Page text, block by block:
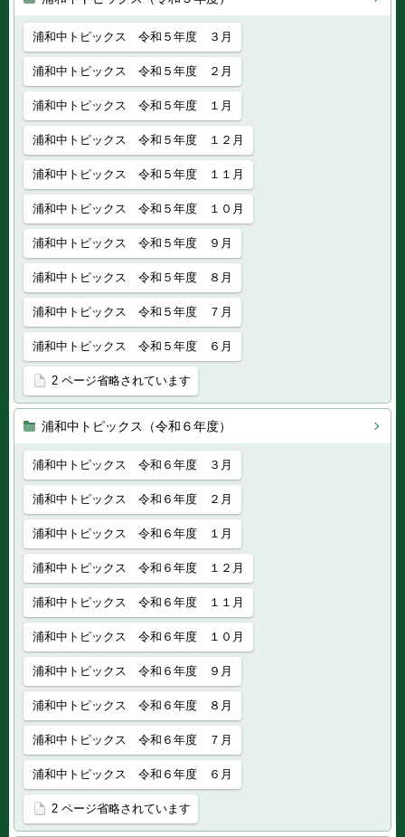
浦和中トピックス 令和５年度 ３月
浦和中トピックス 令和５年度 ２月
浦和中トピックス 令和５年度 １月
浦和中トピックス 令和５年度 １２月
浦和中トピックス 令和５年度 １１月
浦和中トピックス 令和５年度 １０月
浦和中トピックス 令和５年度 ９月
浦和中トピックス 令和５年度 ８月
浦和中トピックス 令和５年度 ７月
浦和中トピックス 令和５年度 ６月
2 ページ省略されています
浦和中トピックス（令和６年度）
浦和中トピックス 令和６年度 ３月
浦和中トピックス 令和６年度 ２月
浦和中トピックス 令和６年度 １月
浦和中トピックス 令和６年度 １２月
浦和中トピックス 令和６年度 １１月
浦和中トピックス 令和６年度 １０月
浦和中トピックス 令和６年度 ９月
浦和中トピックス 令和６年度 ８月
浦和中トピックス 令和６年度 ７月
浦和中トピックス 令和６年度 ６月
2 ページ省略されています